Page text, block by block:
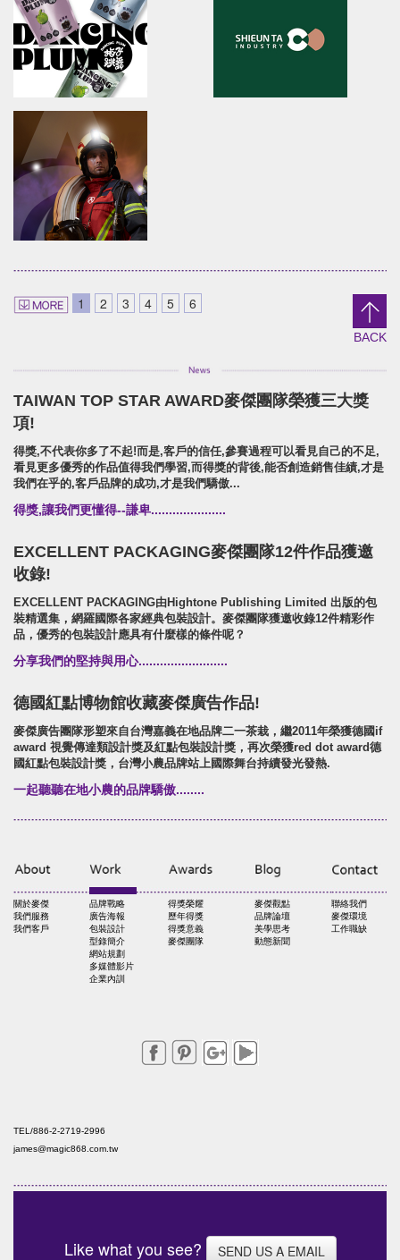
LahQuest
哈囉地球/品牌形象識別/減碳包裝策略/品牌定位舊振南/品牌識別規範手冊/品牌系
Anko
brand identity/logo design/packaging
安口食品機械/品牌識別/包裝設計/行銷規範
DANCING PLUM
brand identity/logo design/packaging
信義鄉農會/梅子跳舞/產品識別/包裝設計/宣傳影
Shieun_Ta
brand identity/logo design/
上森實業/品牌識別/包裝設計/行銷
開廣集團/SUPER ARMOR/品牌形象識別/產品拍
攝策略
1 2 3 4 5 6
BACK
TAIWAN TOP STAR AWARD麥傑團隊榮獲三大獎
項!
得獎,不代表你多了不起!而是,客戶的信任,參賽過程可以看見自己的不足,
看見更多優秀的作品值得我們學習,而得獎的背後,能否創造銷售佳績,才是
我們在乎的,客戶品牌的成功,才是我們驕傲...
得獎,讓我們更懂得--謙卑.....................
EXCELLENT PACKAGING麥傑團隊12件作品獲邀
收錄!
EXCELLENT PACKAGING由Hightone Publishing Limited 出版的包
裝精選集，網羅國際各家經典包裝設計。麥傑團隊獲邀收錄12件精彩作
品，優秀的包裝設計應具有什麼樣的條件呢？
分享我們的堅持與用心.........................
德國紅點博物館收藏麥傑廣告作品!
麥傑廣告團隊形塑來自台灣嘉義在地品牌二一茶栽，繼2011年榮獲德國if
award 視覺傳達類設計獎及紅點包裝設計獎，再次榮獲red dot award德
國紅點包裝設計獎，台灣小農品牌站上國際舞台持續發光發熱.
一起聽聽在地小農的品牌驕傲........
關於麥傑
我們服務
我們客戶
品牌戰略
廣告海報
包裝設計
型錄簡介
網站規劃
多媒體影片
企業內訓
得獎榮耀
歷年得獎
得獎意義
麥傑團隊
麥傑觀點
品牌論壇
美學思考
動態新聞
聯絡我們
麥傑環境
工作職缺
TEL/886-2-2719-2996
james@magic868.com.tw
Like what you see? SEND US A EMAIL